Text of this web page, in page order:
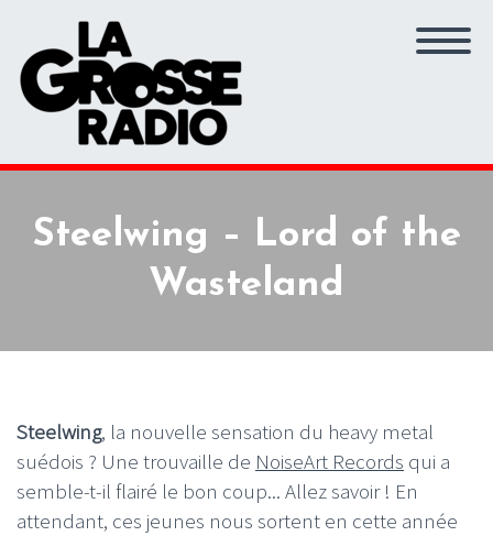
Steelwing – Lord of the
Wasteland
Steelwing, la nouvelle sensation du heavy metal
suédois ? Une trouvaille de NoiseArt Records qui a
semble-t-il flairé le bon coup... Allez savoir ! En
attendant, ces jeunes nous sortent en cette année